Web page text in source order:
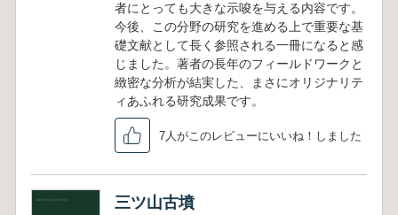
者にとっても大きな示唆を与える内容です。
今後、この分野の研究を進める上で重要な基
礎文献として長く参照される一冊になると感
じました。著者の長年のフィールドワークと
緻密な分析が結実した、まさにオリジナリテ
ィあふれる研究成果です。
7人がこのレビューにいいね！しました
三ツ山古墳